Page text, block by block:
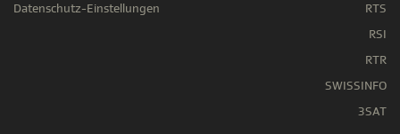
Datenschutz-Einstellungen
RTS
RSI
RTR
SWISSINFO
3SAT